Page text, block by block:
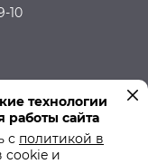
10
технологии
работы сайта
с политикой в
cookie и